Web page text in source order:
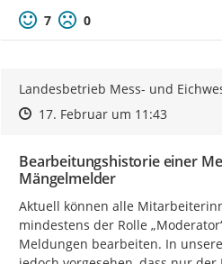
7
0
Landesbetrieb Mess- und
Zeitpunkt des Erstellens
Zeitpunkt des Erstellens
17. Februar um 11:43Zur
Bearbeitungshistorie einer
Mängelmelder
Aktuell können alle
mindestens der Rolle
Meldungen bearbeiten. In